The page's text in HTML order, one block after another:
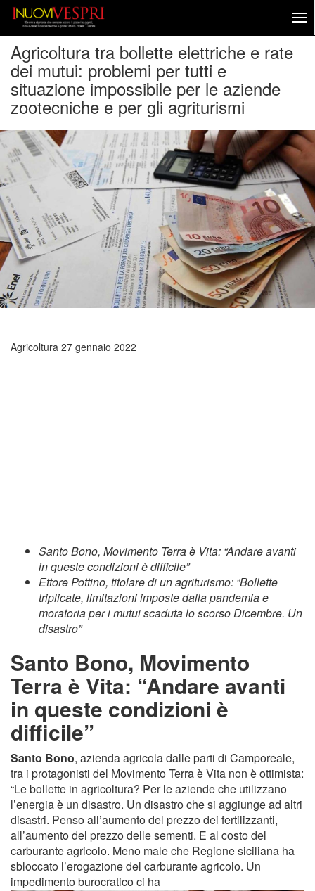
Agricoltura tra bollette elettriche e rate
dei mutui: problemi per tutti e
situazione impossibile per le aziende
zootecniche e per gli agriturismi
Agricoltura 27 gennaio 2022
Santo Bono, Movimento Terra è Vita: “Andare avanti
in queste condizioni è difficile”
Ettore Pottino, titolare di un agriturismo: “Bollette
triplicate, limitazioni imposte dalla pandemia e
moratoria per i mutui scaduta lo scorso Dicembre. Un
disastro”
Santo Bono, Movimento
Terra è Vita: “Andare avanti
in queste condizioni è
difficile”
Santo Bono, azienda agricola dalle parti di Camporeale,
tra i protagonisti del Movimento Terra è Vita non è ottimista:
“Le bollette in agricoltura? Per le aziende che utilizzano
l’energia è un disastro. Un disastro che si aggiunge ad altri
disastri. Penso all’aumento del prezzo dei fertilizzanti,
all’aumento del prezzo delle sementi. E al costo del
carburante agricolo. Meno male che Regione siciliana ha
sbloccato l’erogazione del carburante agricolo. Un
impedimento burocratico ci ha